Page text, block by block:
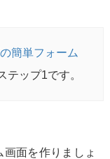
簡単フォーム
テップ1です。
面を作りましょ